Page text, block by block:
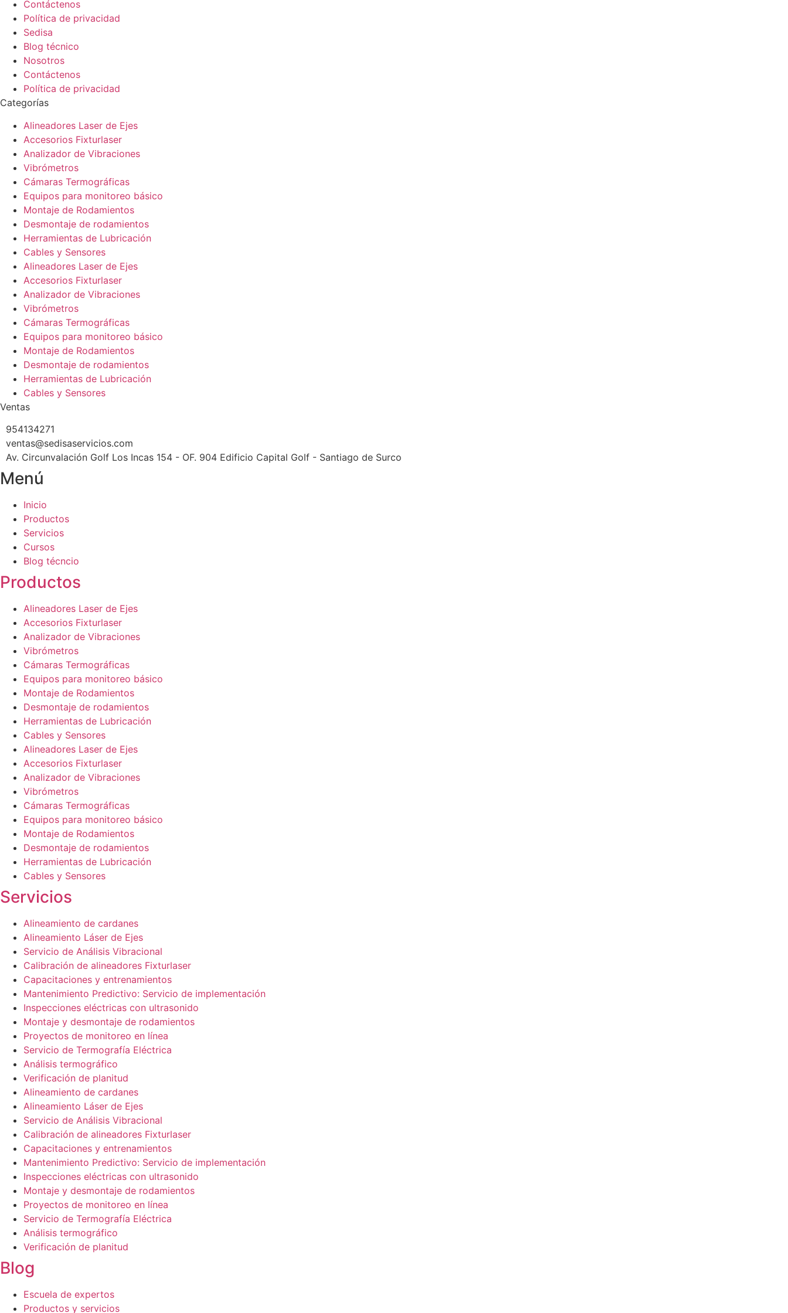
Contáctenos
Política de privacidad
Sedisa
Blog técnico
Nosotros
Contáctenos
Política de privacidad
Categorías
Alineadores Laser de Ejes
Accesorios Fixturlaser
Analizador de Vibraciones
Vibrómetros
Cámaras Termográficas
Equipos para monitoreo básico
Montaje de Rodamientos
Desmontaje de rodamientos
Herramientas de Lubricación
Cables y Sensores
Alineadores Laser de Ejes
Accesorios Fixturlaser
Analizador de Vibraciones
Vibrómetros
Cámaras Termográficas
Equipos para monitoreo básico
Montaje de Rodamientos
Desmontaje de rodamientos
Herramientas de Lubricación
Cables y Sensores
Ventas
954134271
ventas@sedisaservicios.com
Av. Circunvalación Golf Los Incas 154 - OF. 904 Edificio Capital Golf - Santiago de Surco
Menú
Inicio
Productos
Servicios
Cursos
Blog técncio
Productos
Alineadores Laser de Ejes
Accesorios Fixturlaser
Analizador de Vibraciones
Vibrómetros
Cámaras Termográficas
Equipos para monitoreo básico
Montaje de Rodamientos
Desmontaje de rodamientos
Herramientas de Lubricación
Cables y Sensores
Alineadores Laser de Ejes
Accesorios Fixturlaser
Analizador de Vibraciones
Vibrómetros
Cámaras Termográficas
Equipos para monitoreo básico
Montaje de Rodamientos
Desmontaje de rodamientos
Herramientas de Lubricación
Cables y Sensores
Servicios
Alineamiento de cardanes
Alineamiento Láser de Ejes
Servicio de Análisis Vibracional
Calibración de alineadores Fixturlaser
Capacitaciones y entrenamientos
Mantenimiento Predictivo: Servicio de implementación
Inspecciones eléctricas con ultrasonido
Montaje y desmontaje de rodamientos
Proyectos de monitoreo en línea
Servicio de Termografía Eléctrica
Análisis termográfico
Verificación de planitud
Alineamiento de cardanes
Alineamiento Láser de Ejes
Servicio de Análisis Vibracional
Calibración de alineadores Fixturlaser
Capacitaciones y entrenamientos
Mantenimiento Predictivo: Servicio de implementación
Inspecciones eléctricas con ultrasonido
Montaje y desmontaje de rodamientos
Proyectos de monitoreo en línea
Servicio de Termografía Eléctrica
Análisis termográfico
Verificación de planitud
Blog
Escuela de expertos
Productos y servicios